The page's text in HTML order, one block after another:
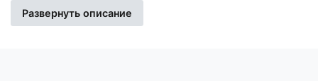
плотно прилегает к основанию, исключая проникновение
внутрь воздуха, посторонних запахов, влаги и
Развернуть описание